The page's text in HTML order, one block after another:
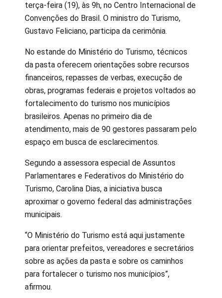
terça-feira (19), às 9h, no Centro Internacional de
Convenções do Brasil. O ministro do Turismo,
Gustavo Feliciano, participa da cerimônia.
No estande do Ministério do Turismo, técnicos
da pasta oferecem orientações sobre recursos
financeiros, repasses de verbas, execução de
obras, programas federais e projetos voltados ao
fortalecimento do turismo nos municípios
brasileiros. Apenas no primeiro dia de
atendimento, mais de 90 gestores passaram pelo
espaço em busca de esclarecimentos.
Segundo a assessora especial de Assuntos
Parlamentares e Federativos do Ministério do
Turismo, Carolina Dias, a iniciativa busca
aproximar o governo federal das administrações
municipais.
“O Ministério do Turismo está aqui justamente
para orientar prefeitos, vereadores e secretários
sobre as ações da pasta e sobre os caminhos
para fortalecer o turismo nos municípios”,
afirmou.